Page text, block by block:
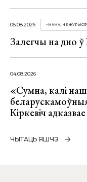
05.08.2026 «МАМА, НЕ
Залегчы на дно
04.08.2026
«Сумна, калі
Кіркевіч
ЧЫТАЦЬ ЯШЧЭ